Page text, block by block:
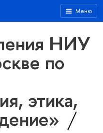
Меню
НИУ
по
этика,